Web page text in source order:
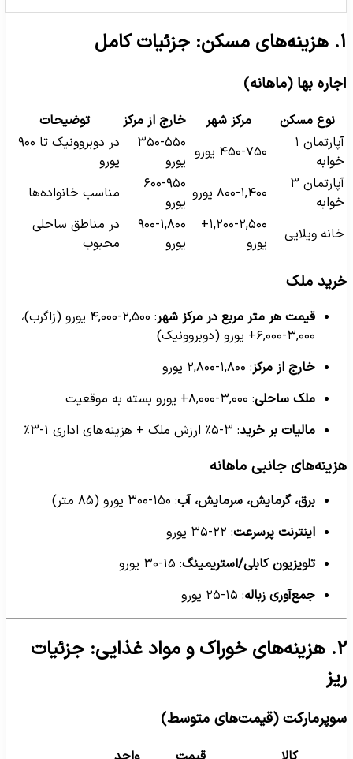
بها (ماهانه)
نوع مسکن مرکز شهر خارج از مرکز
توضیحات
آپارتمان ۱
خوابه
۴۵۰-۷۵۰ یورو
۳۵۰-۵۵۰
یورو
در دوبروونیک تا ۹۰۰
یورو
آپارتمان ۳
خوابه
۸۰۰-۱,۴۰۰ یورو
۶۰۰-۹۵۰
یورو
مناسب خانواده‌ها
خانه ویلایی
۱,۲۰۰-۲,۵۰۰+
یورو
۹۰۰-۱,۸۰۰
یورو
در مناطق ساحلی
محبوب
ملک
قیمت هر متر مربع در مرکز شهر
: ۲,۵۰۰-۴,۰۰۰ یورو (زاگرب)،
۳,۰۰۰-۶,۰۰۰+ یورو (دوبروونیک)
خارج از مرکز: ۱,۸۰۰-۲,۸۰۰ یورو
ملک ساحلی: ۳,۰۰۰-۸,۰۰۰+ یورو بسته به موقعیت
مالیات بر خرید: ۳-۵٪ ارزش ملک + هزینه‌های اداری ۱-۳٪
جانبی ماهانه
برق، گرمایش، سرمایش، آب: ۱۵۰-۳۰۰ یورو (۸۵ متر)
اینترنت پرسرعت: ۲۲-۳۵ یورو
تلویزیون کابلی/استریمینگ: ۱۵-۳۰ یورو
جمع‌آوری زباله: ۱۵-۲۵ یورو
۲. هزینه‌های خوراک و مواد غذایی: جزئیات
(قیمت‌های متوسط)